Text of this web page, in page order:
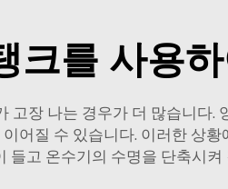
크를 사용
고장 나는 경우가 더 많습니다
어질 수 있습니다. 이러한 상
들고 온수기의 수명을 단축시